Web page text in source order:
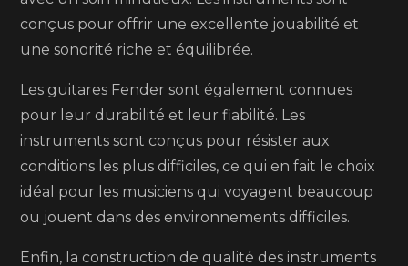
conçus pour offrir une excellente jouabilité et
une sonorité riche et équilibrée.
Les guitares Fender sont également connues
pour leur durabilité et leur fiabilité. Les
instruments sont conçus pour résister aux
conditions les plus difficiles, ce qui en fait le choix
idéal pour les musiciens qui voyagent beaucoup
ou jouent dans des environnements difficiles.
Enfin, la construction de qualité des instruments